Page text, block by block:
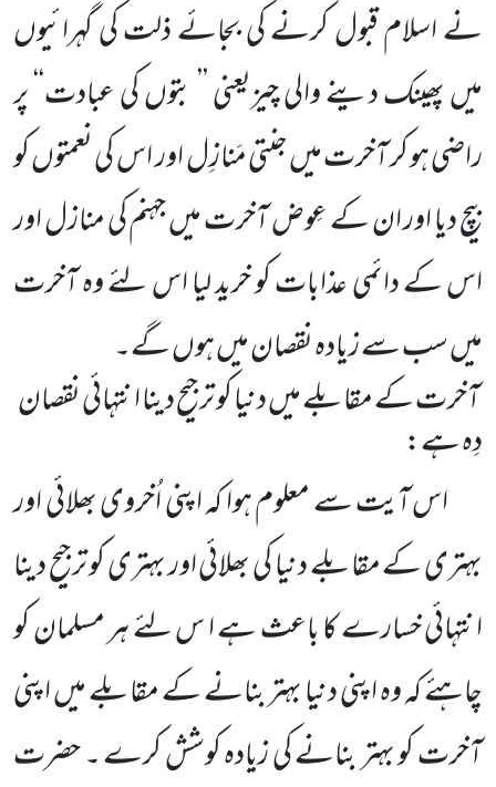
نے اسلام قبول کرنے کی بجائے ذلت کی گہرائیوں
میں پھینک دینے والی چیزیعنی ’’ بتوں کی عبادت‘‘پر
راضی ہو کر آخرت میں جنتی مَنازِل اور اس کی نعمتوں کو
بیچ دیا اور ان کے عِوض آخرت میں جہنم کی منازل اور
اس کے دائمیعذابات کو خرید لیا اس لئے وہ آخرت
میں سب سے زیادہ نقصان میں ہوں گے۔
آخرت کے مقابلے میں دنیا کو ترجیح دینا انتہائی نقصان
دِہ ہے:
اس آیت سے معلوم ہوا کہ اپنی اُخروی بھلائی اور
بہتری کے مقابلے دنیا کی بھلائی اور بہتری کو ترجیح دینا
انتہائی خسارے کا باعث ہے ا س لئے ہر مسلمان کو
چاہئے کہ وہ اپنی دنیا بہتر بنانے کے مقابلے میں اپنی
آخرت کو بہتر بنانے کی زیادہ کوششکرے ۔ حضرت